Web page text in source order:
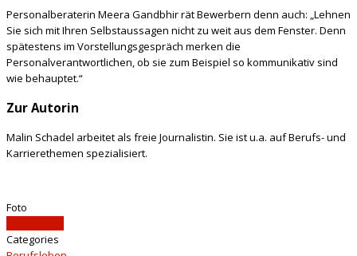
Personalberaterin Meera Gandbhir rät Bewerbern denn auch: „Lehnen
Sie sich mit Ihren Selbstaussagen nicht zu weit aus dem Fenster. Denn
spätestens im Vorstellungsgespräch merken die
Personalverantwortlichen, ob sie zum Beispiel so kommunikativ sind
wie behauptet.“
Zur Autorin
Malin Schadel arbeitet als freie Journalistin. Sie ist u.a. auf Berufs- und
Karrierethemen spezialisiert.
Foto
Categories